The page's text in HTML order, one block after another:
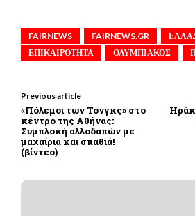
FAIRNEWS FAIRNEWS.GR
ΕΠΙΚΑΙΡΟΤΗΤΑ
ΟΛΥΜΠΙΑΚΟΣ
Previous article
«Πόλεμοι των Τονγκς» στο
κέντρο της Αθήνας:
Συμπλοκή αλλοδαπών με
μαχαίρια και σπαθιά!
(βίντεο)